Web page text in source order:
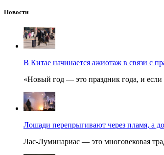
Новости
В Китае начинается ажиотаж в связи с
«Новый год — это праздник года, и
Лошади перепрыгивают через пламя, а
Лас-Луминариас — это многовековая